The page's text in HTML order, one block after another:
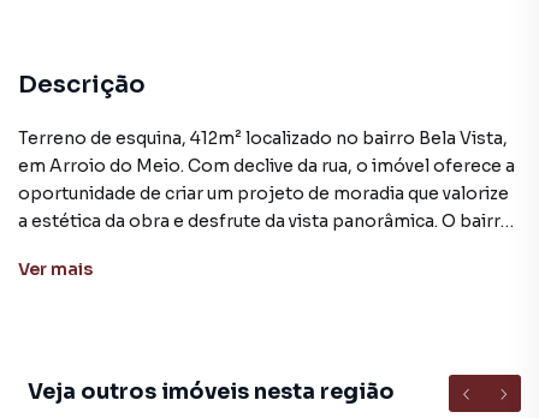
Descrição
Terreno de esquina, 412m² localizado no bairro Bela Vista,
em Arroio do Meio. Com declive da rua, o imóvel oferece a
oportunidade de criar um projeto de moradia que valorize
a estética da obra e desfrute da vista panorâmica. O bairro
contando com ruas pavimentadas, iluminação adequada,
facilidades, como mercados, posto de saúde, escola,
Ver mais
Veja outros imóveis nesta região